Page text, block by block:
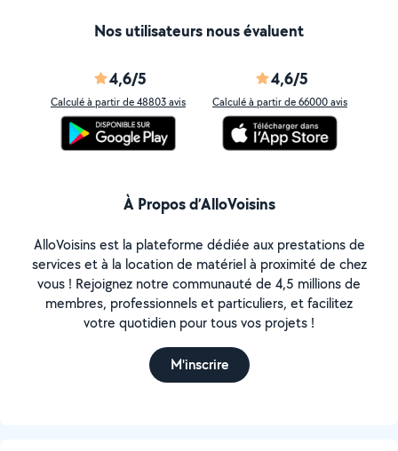
Nos utilisateurs nous évaluent
4,6/5
Calculé à partir de 48803 avis
4,6/5
Calculé à partir de 66000 avis
À Propos d’AlloVoisins
AlloVoisins est la plateforme dédiée aux prestations de
services et à la location de matériel à proximité de chez
vous ! Rejoignez notre communauté de 4,5 millions de
membres, professionnels et particuliers, et facilitez
votre quotidien pour tous vos projets !
M'inscrire